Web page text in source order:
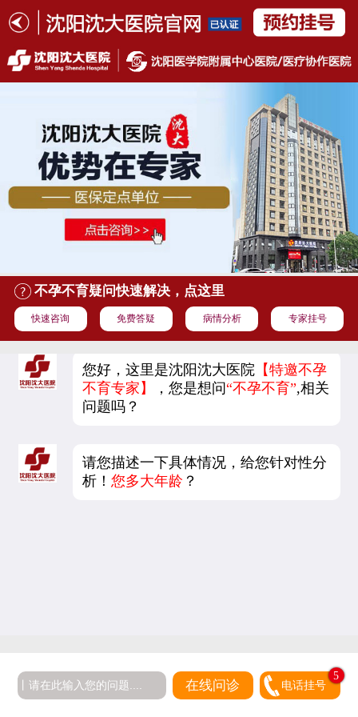
不孕不育疑问快速解决，点这里
快速咨询 免费答疑 病情分析 专家挂号
您好，这里是沈阳沈大医院 【特邀不孕
不育专家】
，您是想问“不孕不育”,相关
问题吗？
请您描述一下具体情况，给您针对性分
析！您多大年龄 ？
在线问诊 电话挂号
5